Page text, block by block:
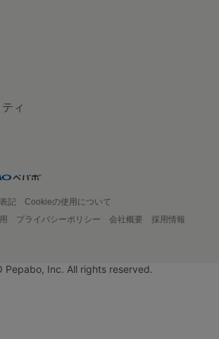
ィ
記
Cookieの使用について
プライバシーポリシー 会社概要
採用情報
Pepabo, Inc. All rights reserved.